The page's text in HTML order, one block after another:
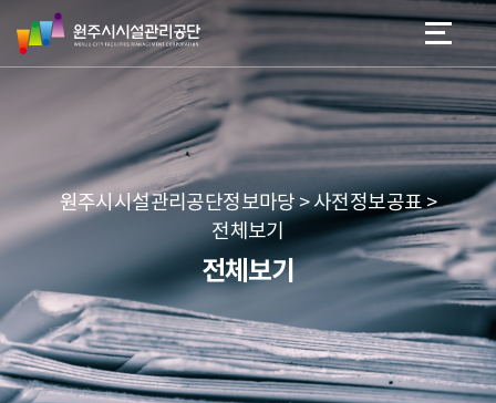
네
본문 바로가기
메뉴 바로가기
원
주
시
리
공
단
원주시시설관리공단정보마당 > 사전정보공표 >
전체보기
전체보기